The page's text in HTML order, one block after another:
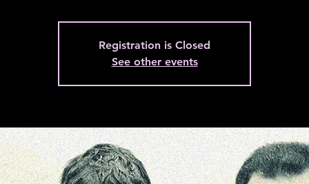
Registration is Closed
See other events